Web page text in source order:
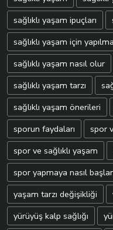
sağlıklı yaşam ipuçları
sağlıklı yaşam için
sağlıklı yaşam nasıl olur
sağlıklı yaşam tarzı
sağlıklı yaşam önerileri
sporun faydaları
spor
spor ve sağlıklı yaşam
spor yapmaya nasıl
yaşam tarzı değişikliği
yürüyüş kalp sağlığı